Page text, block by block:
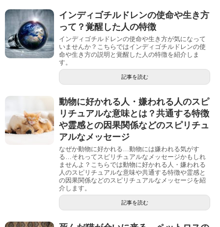
インディゴチルドレンの使命や生き方
って？覚醒した人の特徴
インディゴチルドレンの使命や生き方が気になって
いませんか？こちらではインディゴチルドレンの使
命や生き方の説明と覚醒した人の特徴を紹介しま
す。
記事を読む
動物に好かれる人・嫌われる人のスピ
リチュアルな意味とは？共通する特徴
や霊感との因果関係などのスピリチュ
アルなメッセージ
なぜか動物に好かれる…動物には嫌われる気がす
る…それってスピリチュアルなメッセージかもしれ
ませんよ？こちらでは動物に好かれる人・嫌われる
人のスピリチュアルな意味や共通する特徴や霊感と
の因果関係などのスピリチュアルなメッセージを紹
介します。
記事を読む